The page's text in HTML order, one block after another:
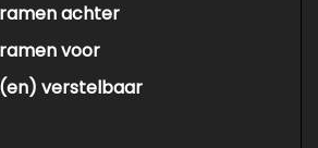
achter
voor
verstelbaar